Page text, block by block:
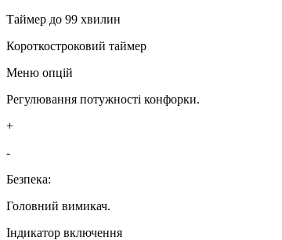
Таймер до 99 хвилин
Короткостроковий таймер
Меню опцій
Регулювання потужності конфорки.
+
-
Безпека:
Головний вимикач.
Індикатор включення